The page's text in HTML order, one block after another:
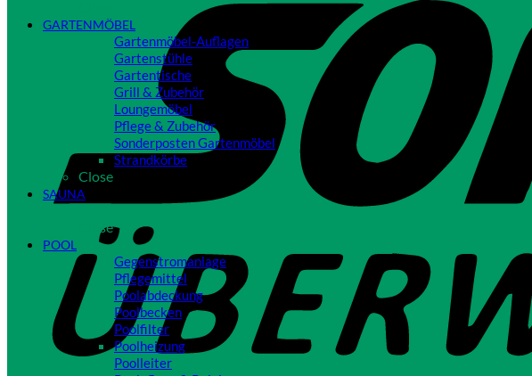
GARTENMÖBEL
Gartenmöbel-Auflagen
Gartenstühle
Gartentische
Grill & Zubehör
Loungemöbel
Pflege & Zubehör
Sonderposten Gartenmöbel
Strandkörbe
Close
SAUNA
Close
POOL
Gegenstromanlage
Pflegemittel
Poolabdeckung
Poolbecken
Poolfilter
Poolheizung
Poolleiter